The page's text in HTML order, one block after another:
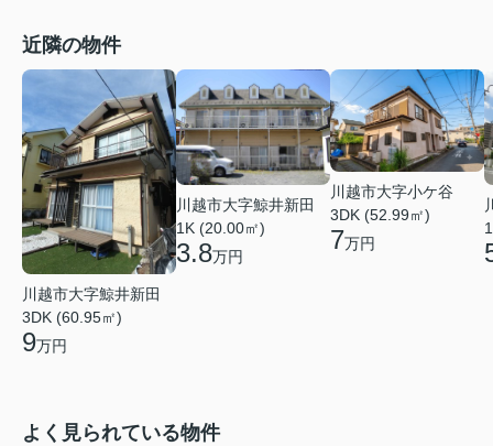
近隣の物件
川越市大字鯨井新田
3DK (60.95㎡)
9万円
川越市大字鯨井新田
1K (20.00㎡)
3.8万円
川越市大字小ケ谷
3DK (52.99㎡)
7万円
よく見られている物件